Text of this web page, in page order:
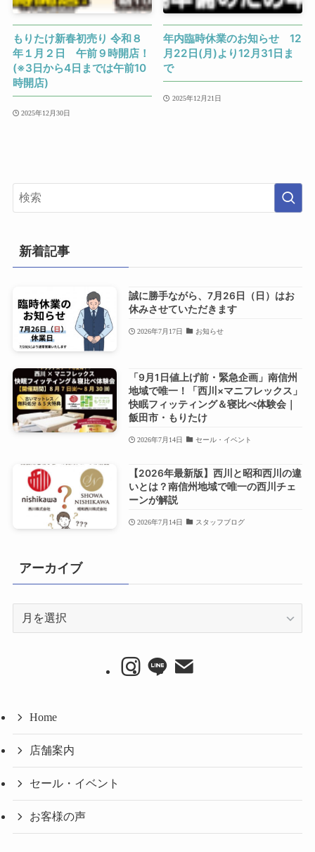
もりたけ新春初売り 令和８
年１月２日 午前９時開店！
(※3日から4日までは午前10
時開店)
2025年12月30日
年内臨時休業のお知らせ 12
月22日(月)より12月31日ま
で
2025年12月21日
新着記事
誠に勝手ながら、7月26日（日）はお
休みさせていただきます
2026年7月17日 お知らせ
「9月1日値上げ前・緊急企画」南信州
地域で唯一！「西川×マニフレックス」
快眠フィッティング＆寝比べ体験会｜
飯田市・もりたけ
2026年7月14日 セール・イベント
【2026年最新版】西川と昭和西川の違
いとは？南信州地域で唯一の西川チェ
ーンが解説
2026年7月14日 スタッフブログ
アーカイブ
Home
店舗案内
セール・イベント
お客様の声